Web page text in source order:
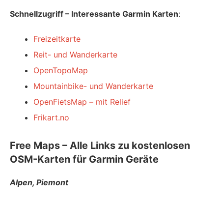
Schnellzugriff – Interessante Garmin Karten:
Freizeitkarte
Reit- und Wanderkarte
OpenTopoMap
Mountainbike- und Wanderkarte
OpenFietsMap – mit Relief
Frikart.no
Free Maps – Alle Links zu kostenlosen
OSM-Karten für Garmin Geräte
Alpen, Piemont